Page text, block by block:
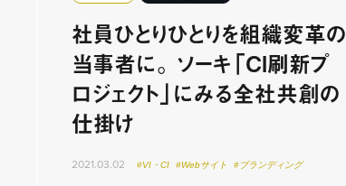
社員ひとりひとりを組織変革の
当事者に。 ソーキ「CI刷新プ
ロジェクト」にみる全社共創の
仕掛け
2021.03.02 #VI・CI #Webサイト #ブランディング